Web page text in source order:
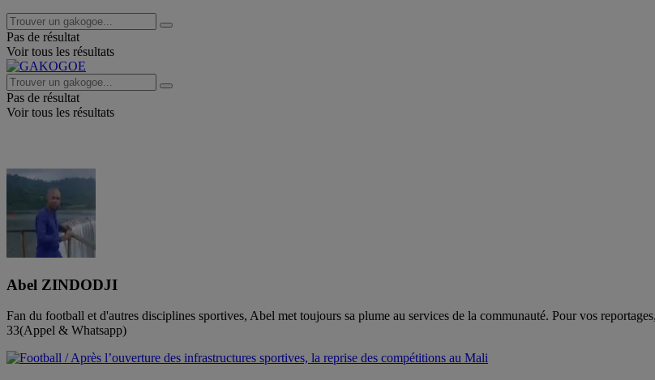
Pas de résultat
Voir tous les résultats
Pas de résultat
Voir tous les résultats
Abel ZINDODJI
Fan du football et d'autres disciplines sportives, Abel met toujours sa plume au services de la communauté. Pour vos
33(Appel & Whatsapp)